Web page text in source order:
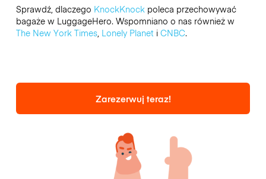
Sprawdź, dlaczego KnockKnockpoleca przechowywać
bagaże w LuggageHero. Wspomniano o nas również w
The New York Times, Lonely Planeti CNBC.
Zarezerwuj teraz!